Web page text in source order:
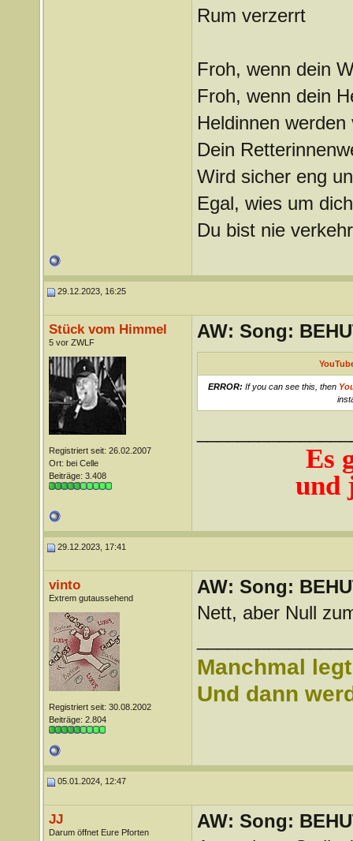
Rum verzerrt
Froh, wenn dein
Froh, wenn dein
Heldinnen
Dein
Wird sicher eng
Egal, wies um
Du bist nie
29.12.2023, 16:25
Stück vom Himmel
5 vor ZWLF
Registriert seit: 26.02.2007
Ort: bei Celle
Beiträge: 3.408
AW: Song:
ERROR: If you can see this, then
Es
und
29.12.2023, 17:41
vinto
Extrem gutaussehend
Registriert seit: 30.08.2002
Beiträge: 2.804
AW: Song:
Nett, aber Null
Manchmal
Und dann
05.01.2024, 12:47
JJ
Darum öffnet Eure Pforten
AW: Song: